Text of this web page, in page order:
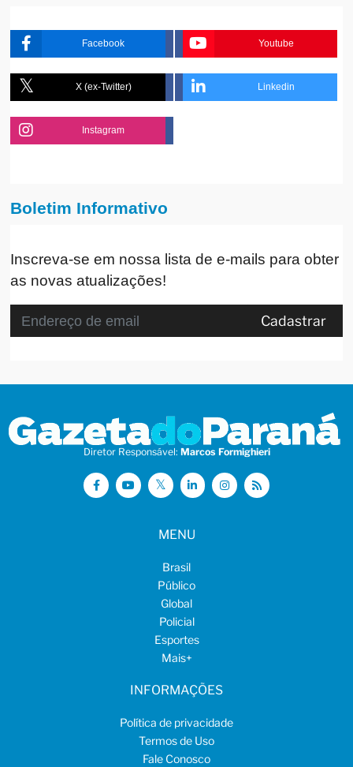
Facebook Youtube
X (ex-Twitter) Linkedin
Instagram
Boletim Informativo
Inscreva-se em nossa lista de e-mails para obter
as novas atualizações!
Cadastrar
Diretor Responsável: Marcos Formighieri
MENU
Brasil
Público
Global
Policial
Esportes
Mais+
INFORMAÇÕES
Política de privacidade
Termos de Uso
Fale Conosco